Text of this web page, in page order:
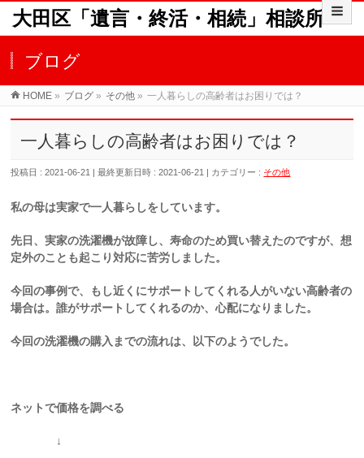
大田区「遺言・終活・相続」相談所
ブログ
HOME » ブログ » その他 » 一人暮らしの高齢者はお困りでは？
一人暮らしの高齢者はお困りでは？
投稿日 : 2021-06-21 最終更新日時 : 2021-06-21 カテゴリー : その他
私の母は実家で一人暮らしをしています。
先日、実家の洗濯機が故障し、寿命のため買い替えたのですが、想
定外のことも起こり対応に苦労しました。
今回の事例で、もし近くにサポートしてくれる人がいない高齢者の
場合は。誰がサポートしてくれるのか、心配になりました。
今回の洗濯機の購入までの流れは、以下のようでした。
ネットで価格を調べる
↓